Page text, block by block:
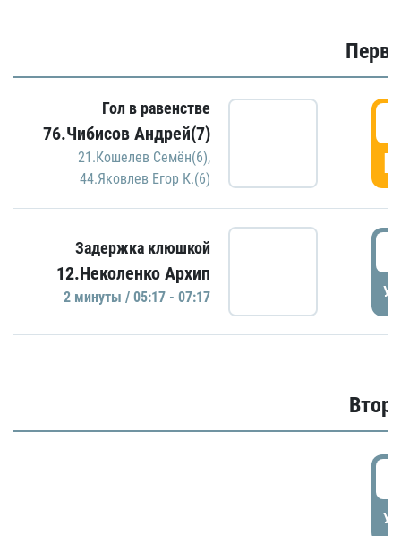
Гол в равенстве
76.Чибисов Андрей(7)
21.Кошелев Семён(6),
44.Яковлев Егор К.(6)
Задержка клюшкой
12.Неколенко Архип
2 минуты / 05:17 - 07:17